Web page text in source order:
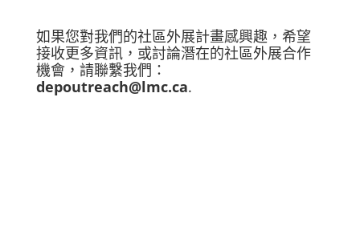
如果您對我們的社區外展計畫感興趣，希望
接收更多資訊，或討論潛在的社區外展合作
機會，請聯繫我們：
depoutreach@lmc.ca.